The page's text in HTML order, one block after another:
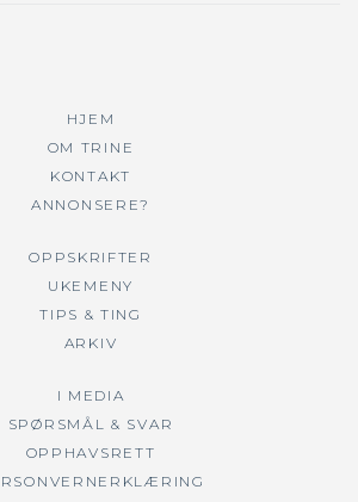
HJEM
OM TRINE
KONTAKT
ANNONSERE?
OPPSKRIFTER
UKEMENY
TIPS & TING
ARKIV
I MEDIA
SPØRSMÅL & SVAR
OPPHAVSRETT